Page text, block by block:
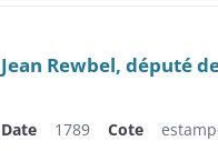
Jean Rewbel, député
Date 1789 Cote